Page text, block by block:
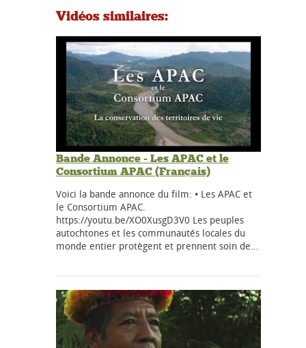
Vidéos similaires:
Bande Annonce - Les APAC et le
Consortium APAC (Français)
Voici la bande annonce du film: • Les APAC et
le Consortium APAC.
https://youtu.be/XO0XusgD3V0 Les peuples
autochtones et les communautés locales du
monde entier protègent et prennent soin de…